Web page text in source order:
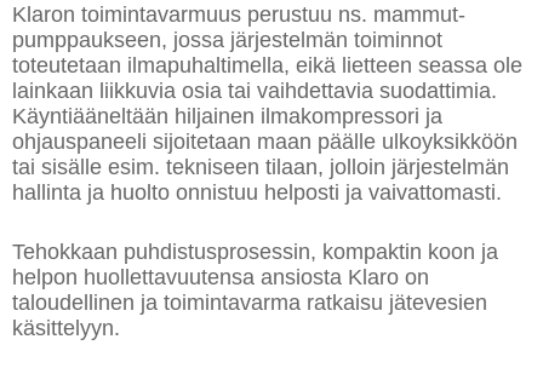
Klaron toimintavarmuus perustuu ns. mammut-
pumppaukseen, jossa järjestelmän toiminnot
toteutetaan ilmapuhaltimella, eikä lietteen seassa ole
lainkaan liikkuvia osia tai vaihdettavia suodattimia.
Käyntiääneltään hiljainen ilmakompressori ja
ohjauspaneeli sijoitetaan maan päälle ulkoyksikköön
tai sisälle esim. tekniseen tilaan, jolloin järjestelmän
hallinta ja huolto onnistuu helposti ja vaivattomasti.
Tehokkaan puhdistusprosessin, kompaktin koon ja
helpon huollettavuutensa ansiosta Klaro on
taloudellinen ja toimintavarma ratkaisu jätevesien
käsittelyyn.